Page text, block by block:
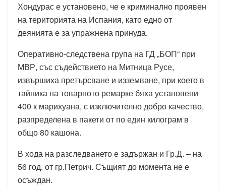
Хондурас е установено, че е криминално проявен
на територията на Испания, като едно от
деянията е за упражнена принуда.
Оперативно-следствена група на ГД „БОП“ при
МВР, със съдействието на Митница Русе,
извършиха претърсване и изземване, при което в
тайника на товарното ремарке бяха установени
400 к марихуана, с изключително добро качество,
разпределена в пакети от по един килограм в
общо 80 кашона.
В хода на разследването е задържан и Гр.Д. – на
56 год. от гр.Петрич. Същият до момента не е
осъждан.